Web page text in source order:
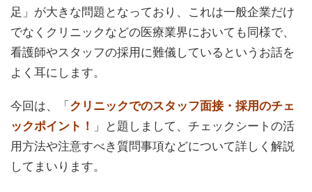
足」が大きな問題となっており、これは一般企業だけ
でなくクリニックなどの医療業界においても同様で、
看護師やスタッフの採用に難儀しているというお話を
よく耳にします。
今回は、「クリニックでのスタッフ面接・採用のチェ
ックポイント！ 」と題しまして、チェックシートの活
用方法や注意すべき質問事項などについて詳しく解説
してまいります。